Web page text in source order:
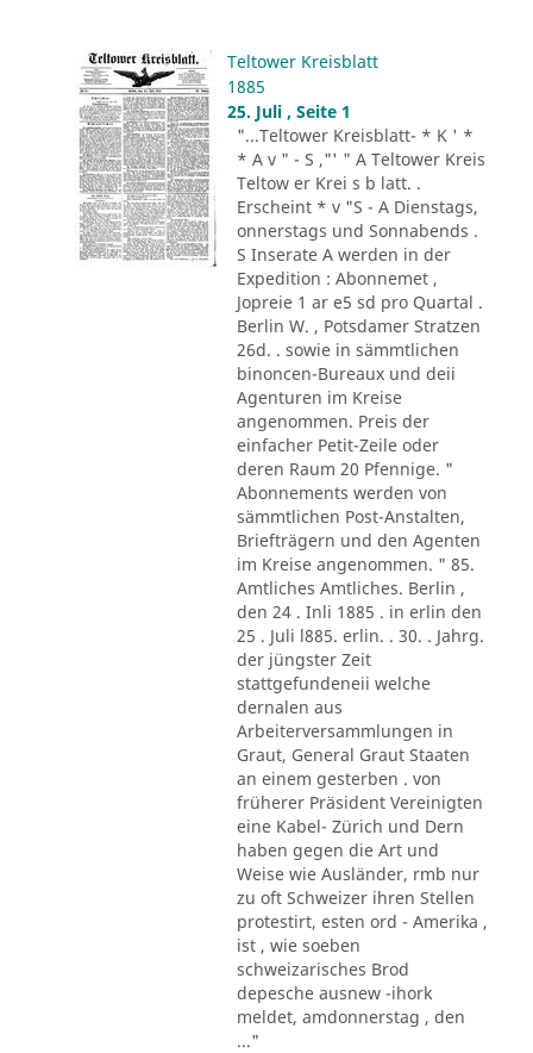
Teltower Kreisblatt
1885
25. Juli , Seite 1
"...Teltower Kreisblatt- * K ' *
* A v " - S ,"' " A Teltower Kreis
Teltow er Krei s b latt. .
Erscheint * v "S - A Dienstags,
onnerstags und Sonnabends .
S Inserate A werden in der
Expedition : Abonnemet ,
Jopreie 1 ar e5 sd pro Quartal .
Berlin W. , Potsdamer Stratzen
26d. . sowie in sämmtlichen
binoncen-Bureaux und deii
Agenturen im Kreise
angenommen. Preis der
einfacher Petit-Zeile oder
deren Raum 20 Pfennige. "
Abonnements werden von
sämmtlichen Post-Anstalten,
Briefträgern und den Agenten
im Kreise angenommen. " 85.
Amtliches Amtliches. Berlin ,
den 24 . Inli 1885 . in erlin den
25 . Juli l885. erlin. . 30. . Jahrg.
der jüngster Zeit
stattgefundeneii welche
dernalen aus
Arbeiterversammlungen in
Graut, General Graut Staaten
an einem gesterben . von
früherer Präsident Vereinigten
eine Kabel- Zürich und Dern
haben gegen die Art und
Weise wie Ausländer, rmb nur
zu oft Schweizer ihren Stellen
protestirt, esten ord - Amerika ,
ist , wie soeben
schweizarisches Brod
depesche ausnew -ihork
meldet, amdonnerstag , den
..."